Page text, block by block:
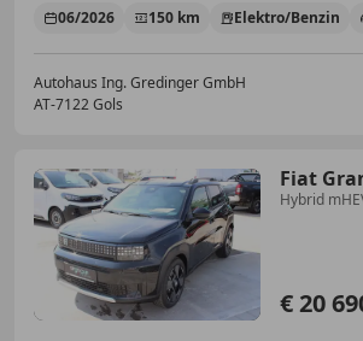
06/2026 150 km Elektro/Benzin
Autohaus Ing. Gredinger GmbH
AT-7122 Gols
Fiat
Hybrid
€ 20